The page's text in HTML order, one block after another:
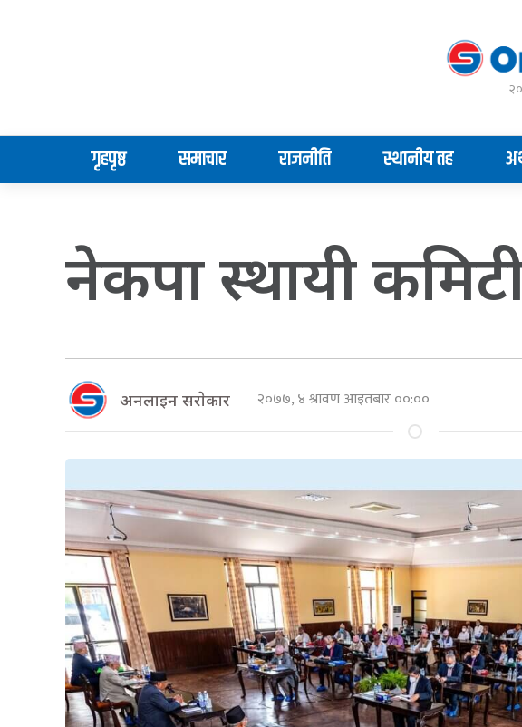
गृहपृष्ठ समाचार राजनीति स्थानीय तह
नेकपा स्थायी
अनलाइन सराेकार २०७७, ४ श्रावण आइतबार ००:००